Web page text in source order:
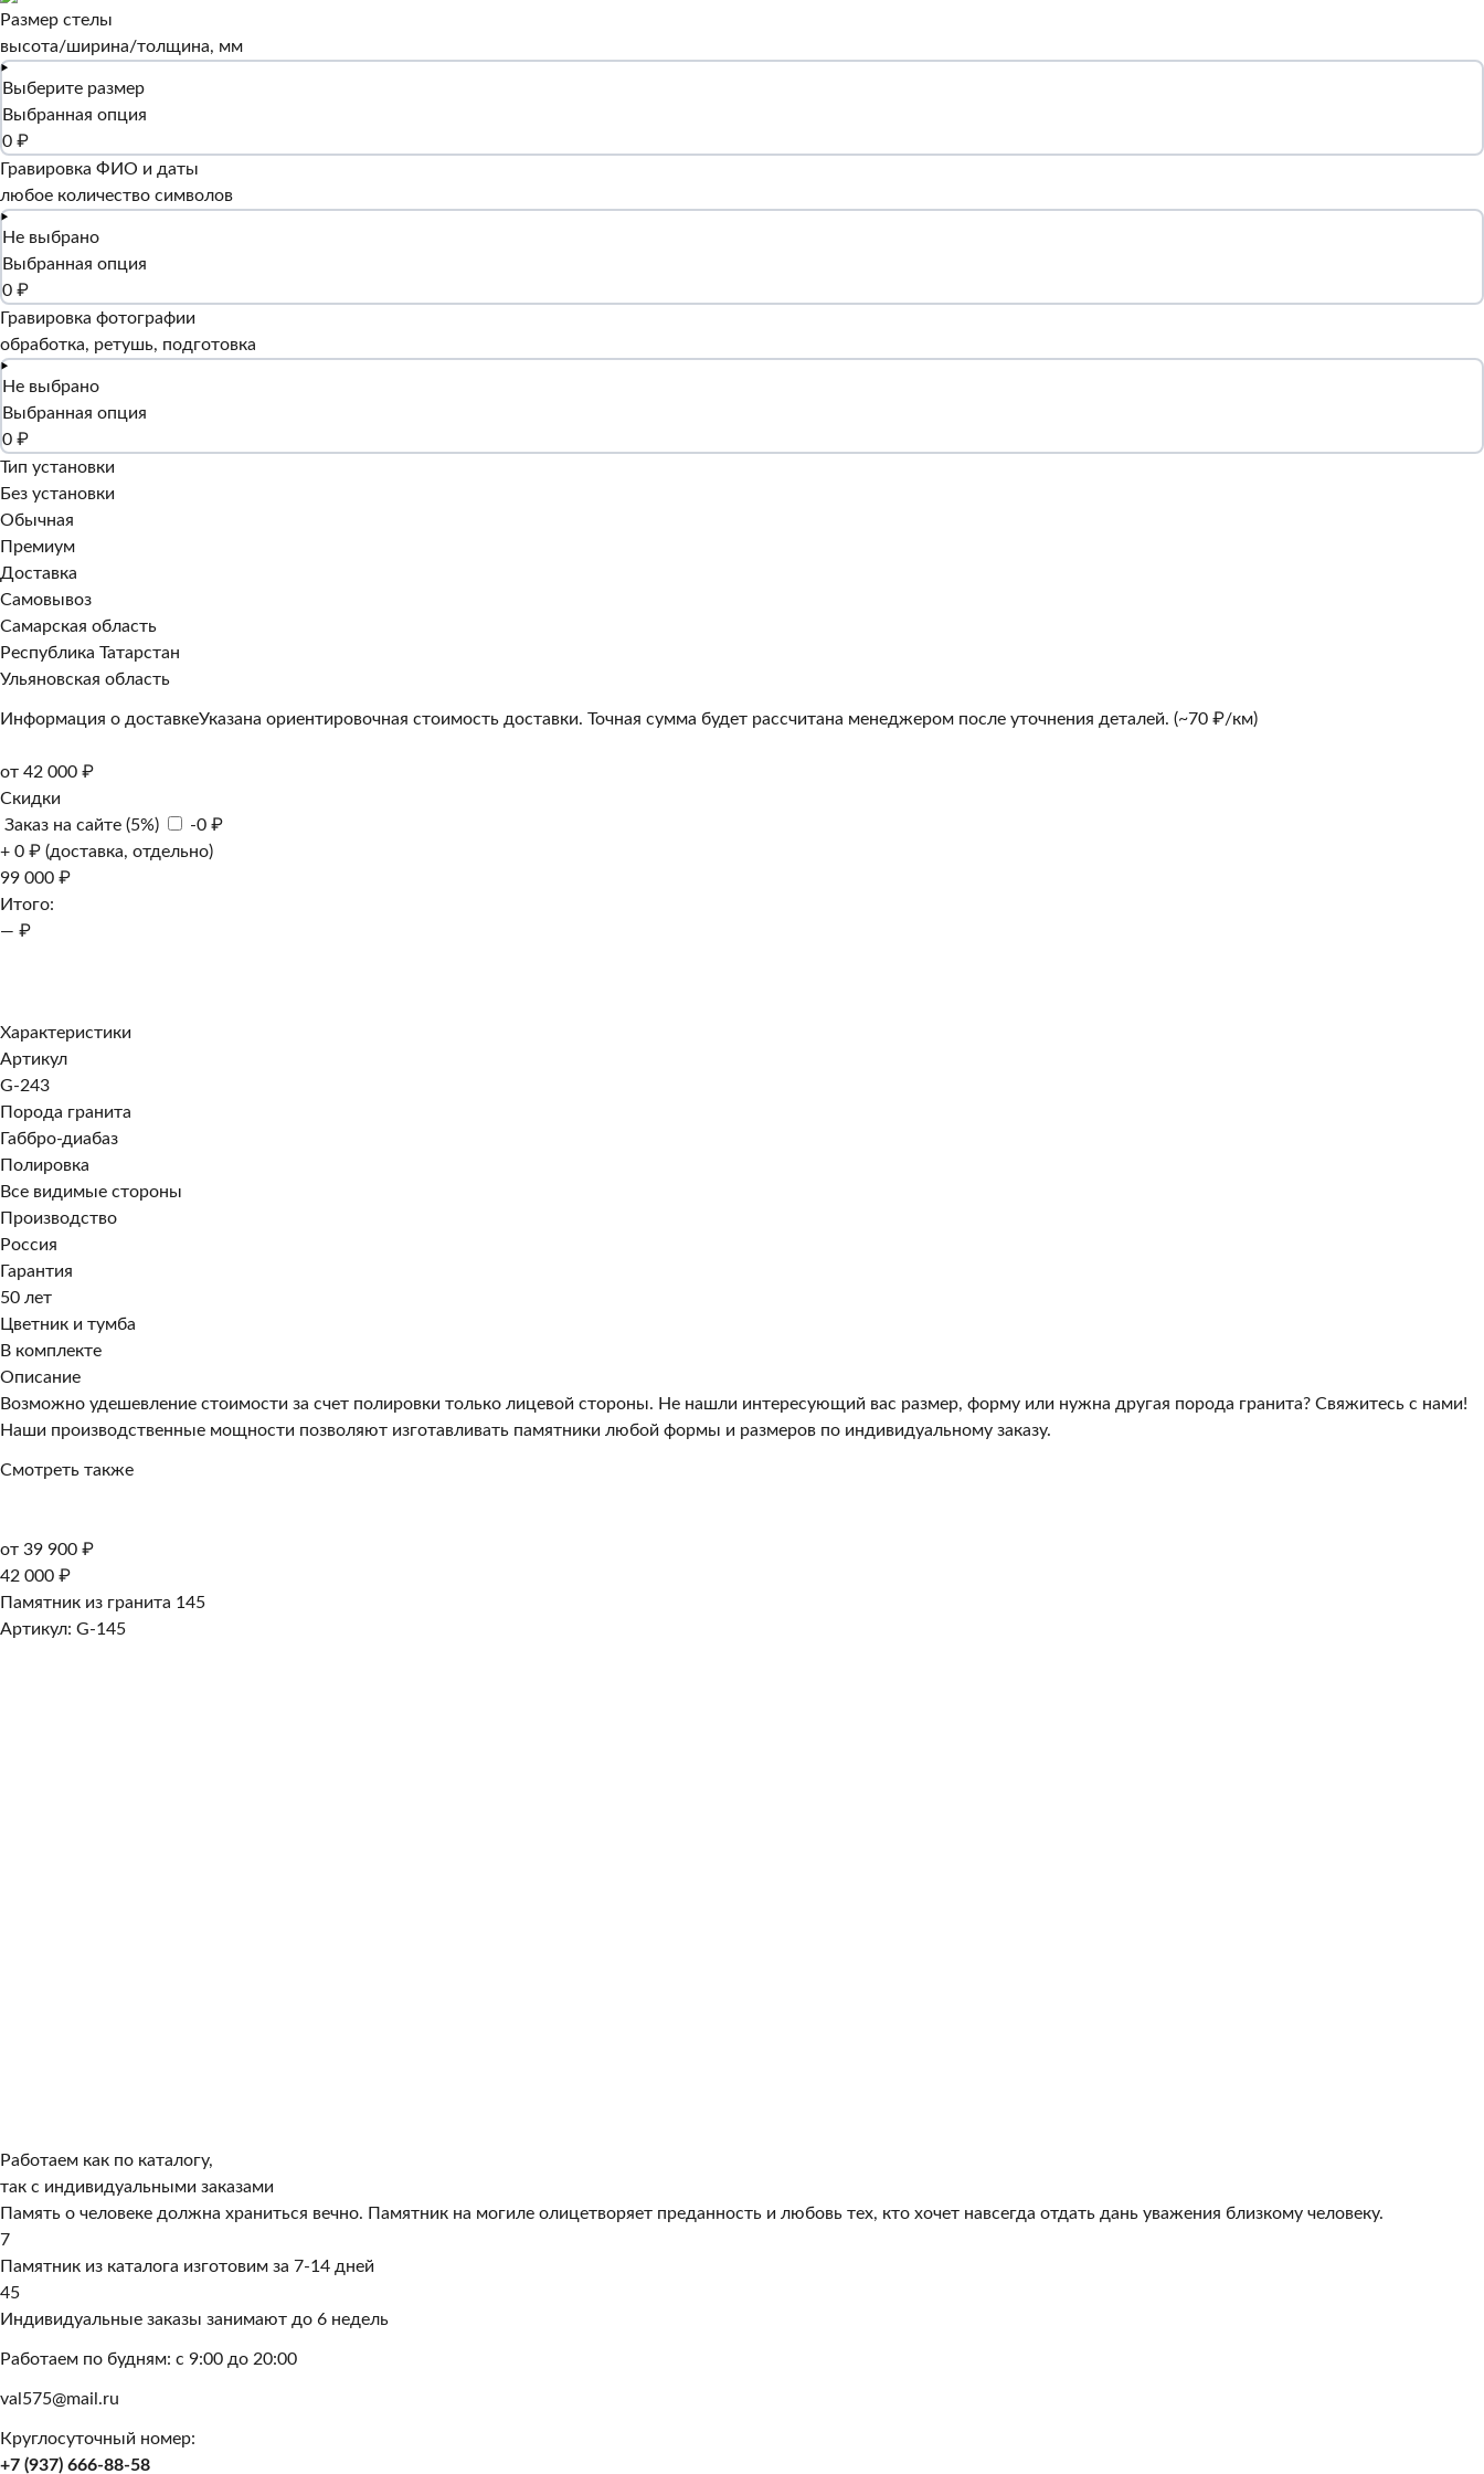
Размер стелы
высота/ширина/толщина, мм
Выберите размер
Выбранная опция
0 ₽
Гравировка ФИО и даты
любое количество символов
Не выбрано
Выбранная опция
0 ₽
Гравировка фотографии
обработка, ретушь, подготовка
Не выбрано
Выбранная опция
0 ₽
Тип установки
Без установки
Обычная
Премиум
Доставка
Самовывоз
Самарская область
Республика Татарстан
Ульяновская область
Информация о доставкеУказана ориентировочная стоимость доставки. Точная сумма будет рассчитана менеджером после уточнения деталей. (~70 ₽/км)
от 42 000 ₽
Скидки
Заказ на сайте (5%)
-0 ₽
+ 0 ₽ (доставка, отдельно)
99 000 ₽
Итого:
— ₽
Характеристики
Артикул
G-243
Порода гранита
Габбро-диабаз
Полировка
Все видимые стороны
Производство
Россия
Гарантия
50 лет
Цветник и тумба
В комплекте
Описание
Возможно удешевление стоимости за счет полировки только лицевой стороны. Не нашли интересующий вас размер, форму или нужна другая порода гранита? Свяжитесь с нами!
Наши производственные мощности позволяют изготавливать памятники любой формы и размеров по индивидуальному заказу.
Смотреть также
от 39 900 ₽
42 000 ₽
Памятник из гранита 145
Артикул: G-145
Работаем как по каталогу,
так с индивидуальными заказами
Память о человеке должна храниться вечно. Памятник на могиле олицетворяет преданность и любовь тех, кто хочет навсегда отдать дань уважения близкому человеку.
7
Памятник из каталога изготовим за 7-14 дней
45
Индивидуальные заказы занимают до 6 недель
Работаем по будням: с 9:00 до 20:00
val575@mail.ru
Круглосуточный номер:
+7 (937) 666-88-58